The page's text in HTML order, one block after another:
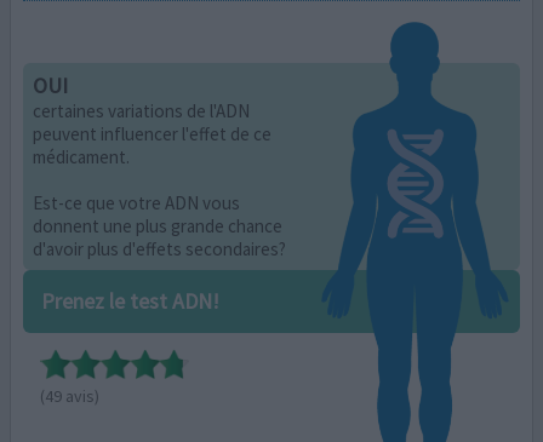
OUI
certaines variations de l'ADN
peuvent influencer l'effet de ce
médicament.
Est-ce que votre ADN vous
donnent une plus grande chance
d'avoir plus d'effets secondaires?
Prenez le test ADN!
(49 avis)